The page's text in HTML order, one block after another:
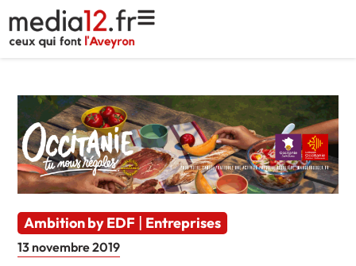
Ambition by EDF Entreprises
13 novembre 2019